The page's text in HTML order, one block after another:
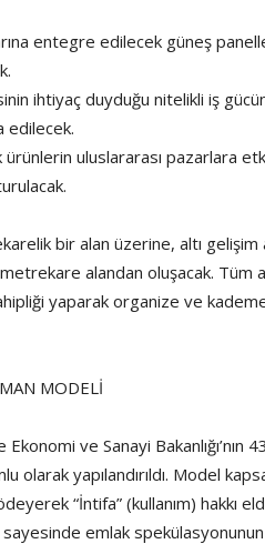
entegre edilecek güneş
ihtiyaç duyduğu nitelikli iş
edilecek.
uluslararası pazarlara
bir alan üzerine, altı gelişim
alandan oluşacak. Tüm
yaparak organize ve
MODELİ
ve Sanayi Bakanlığı’nın
yapılandırıldı. Model
“İntifa” (kullanım) hakkı
emlak spekülasyonunun